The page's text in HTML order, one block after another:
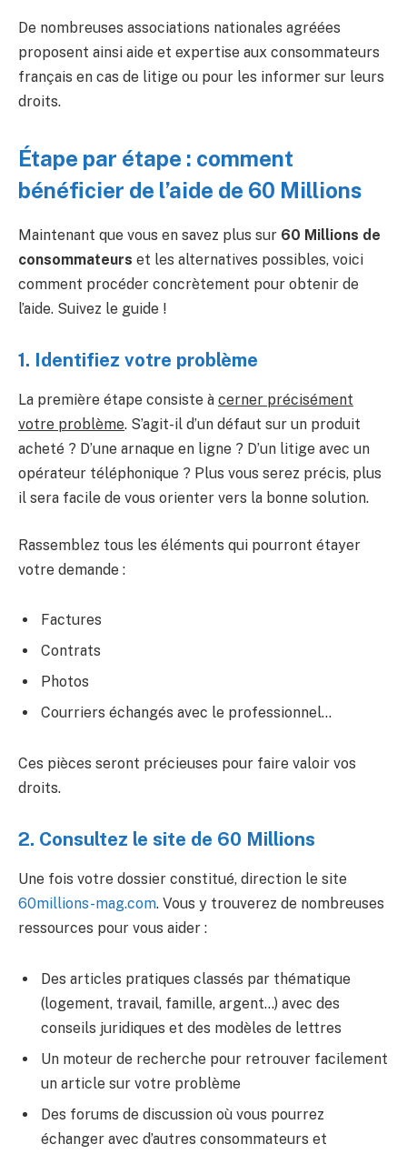
De nombreuses associations nationales agréées
proposent ainsi aide et expertise aux consommateurs
français en cas de litige ou pour les informer sur leurs
droits.
Étape par étape : comment
bénéficier de l’aide de 60 Millions
Maintenant que vous en savez plus sur 60 Millions de
consommateurs et les alternatives possibles, voici
comment procéder concrètement pour obtenir de
l’aide. Suivez le guide !
1. Identifiez votre problème
La première étape consiste à cerner précisément
votre problème. S’agit-il d’un défaut sur un produit
acheté ? D’une arnaque en ligne ? D’un litige avec un
opérateur téléphonique ? Plus vous serez précis, plus
il sera facile de vous orienter vers la bonne solution.
Rassemblez tous les éléments qui pourront étayer
votre demande :
Factures
Contrats
Photos
Courriers échangés avec le professionnel…
Ces pièces seront précieuses pour faire valoir vos
droits.
2. Consultez le site de 60 Millions
Une fois votre dossier constitué, direction le site
60millions-mag.com. Vous y trouverez de nombreuses
ressources pour vous aider :
Des articles pratiques classés par thématique
(logement, travail, famille, argent…) avec des
conseils juridiques et des modèles de lettres
Un moteur de recherche pour retrouver facilement
un article sur votre problème
Des forums de discussion où vous pourrez
échanger avec d’autres consommateurs et